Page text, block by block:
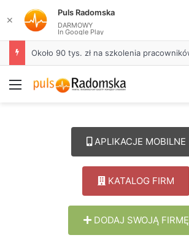
Menu
APLIKACJE MOBILNE
KATALOG FIRM
DODAJ SWOJĄ FIRMĘ
✕
Puls Radomska
DARMOWY
In Google Play